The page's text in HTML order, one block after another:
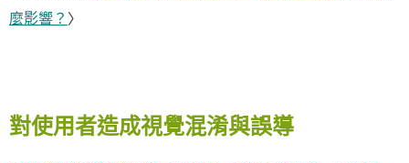
麼影響？ 〉
對使用者造成視覺混淆與誤導